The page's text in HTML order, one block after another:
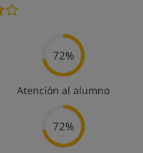
72%
Atención al alumno
72%